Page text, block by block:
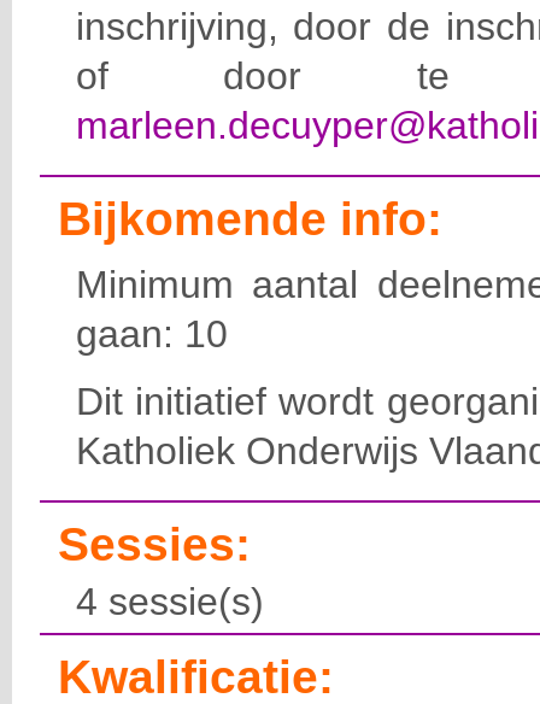
inschrijving, door de
of door te e-
Bijkomende info:
Minimum aantal
gaan: 10
Dit initiatief wordt
Katholiek Onderwijs
Sessies:
4 sessie(s)
Kwalificatie: